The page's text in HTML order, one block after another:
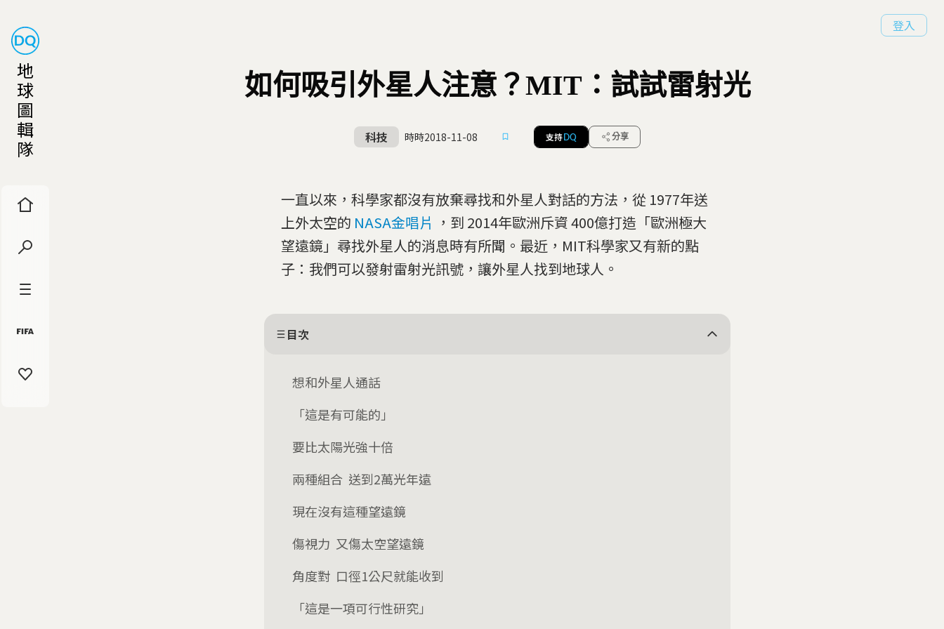
地
球
圖
輯
隊
登入
如何吸引外星人注意？MIT：試試雷射光
科技 時時2018-11-08 支持 DQ 分享
一直以來，科學家都沒有放棄尋找和外星人對話的方法，從 1977年送
上外太空的 NASA金唱片 ，到 2014年歐洲斥資 400億打造「歐洲極大
望遠鏡」尋找外星人的消息時有所聞。最近，MIT科學家又有新的點
子：我們可以發射雷射光訊號，讓外星人找到地球人。
目次
想和外星人通話
「這是有可能的」
要比太陽光強十倍
兩種組合 送到2萬光年遠
現在沒有這種望遠鏡
傷視力 又傷太空望遠鏡
角度對 口徑1公尺就能收到
「這是一項可行性研究」